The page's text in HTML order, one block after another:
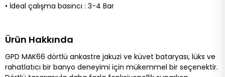
• İdeal çalışma basıncı : 3-4 Bar
Ürün Hakkında
GPD MAK66 dörtlü ankastre jakuzi ve küvet bataryası, lüks ve
rahatlatıcı bir banyo deneyimi için mükemmel bir seçenektir.